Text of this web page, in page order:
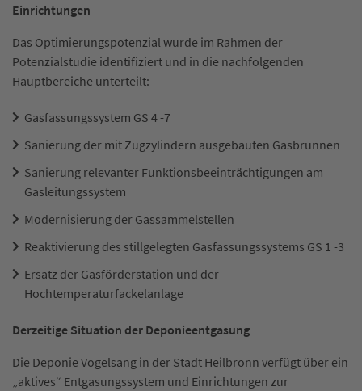
Einrichtungen
Das Optimierungspotenzial wurde im Rahmen der
Potenzialstudie identifiziert und in die nachfolgenden
Hauptbereiche unterteilt:
Gasfassungssystem GS 4 -7
Sanierung der mit Zugzylindern ausgebauten Gasbrunnen
Sanierung relevanter Funktionsbeeinträchtigungen am
Gasleitungssystem
Modernisierung der Gassammelstellen
Reaktivierung des stillgelegten Gasfassungssystems GS 1 -3
Ersatz der Gasförderstation und der
Hochtemperaturfackelanlage
Derzeitige Situation der Deponieentgasung
Die Deponie Vogelsang in der Stadt Heilbronn verfügt über ein
„aktives“ Entgasungssystem und Einrichtungen zur